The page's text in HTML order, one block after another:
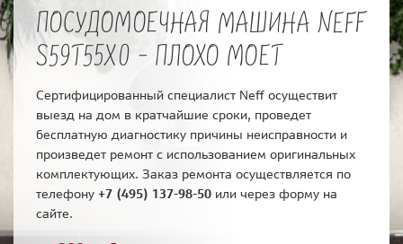
ПОСУДОМОЕЧНАЯ МАШИНА NEFF
S59T55X0 - ПЛОХО МОЕТ
Сертифицированный специалист Neff осуществит
выезд на дом в кратчайшие сроки, проведет
бесплатную диагностику причины неисправности и
произведет ремонт с использованием оригинальных
комплектующих. Заказ ремонта осуществляется по
телефону +7 (495) 137-98-50 или через форму на
сайте.